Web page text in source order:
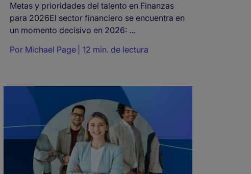
Metas y prioridades del talento en Finanzas
para 2026El sector financiero se encuentra en
un momento decisivo en 2026: ...
Por Michael Page 12 min. de lectura